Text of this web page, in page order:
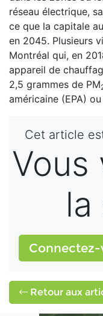
réseau électrique,
ce que la capitale
en 2045. Plusieurs
Montréal qui, en
appareil de
2,5 grammes de PM
américaine (EPA)
Cet article
Vous
la
Connectez-
Retour aux